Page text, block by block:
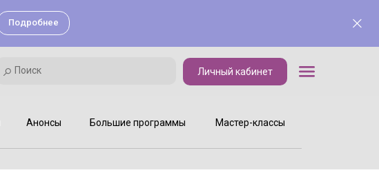
Подробнее
Личный кабинет
Поиск
Мастер-классы
Анонсы Большие программы
Поиск